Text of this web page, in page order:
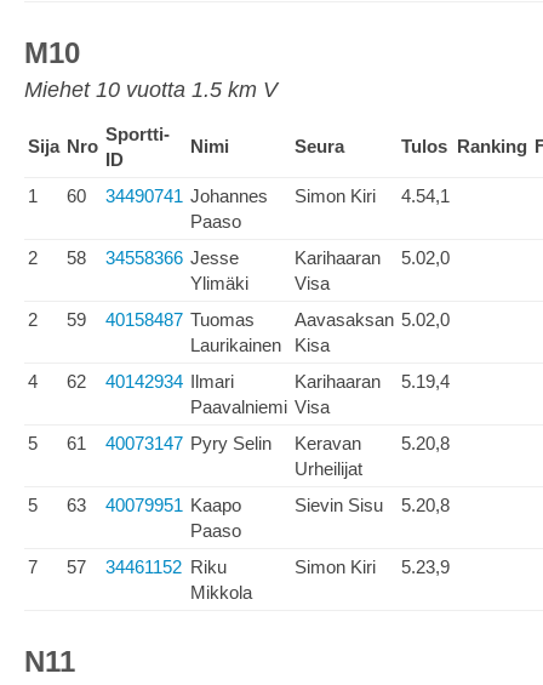
M10
Miehet 10 vuotta 1.5 km V
Sija Nro
Sportti-
ID
Nimi Seura Tulos Ranking
1 60 34490741 Johannes
Paaso
Simon Kiri 4.54,1
2 58 34558366 Jesse
Ylimäki
Karihaaran
Visa
5.02,0
2 59 40158487 Tuomas
Laurikainen
Aavasaksan
Kisa
5.02,0
4 62 40142934 Ilmari
Paavalniemi
Karihaaran
Visa
5.19,4
5 61 40073147 Pyry Selin
Keravan
Urheilijat
5.20,8
5 63 40079951 Kaapo
Paaso
Sievin Sisu 5.20,8
7 57 34461152 Riku
Mikkola
Simon Kiri 5.23,9
N11